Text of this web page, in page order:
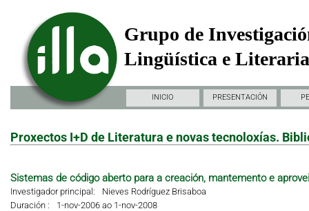
Grupo de
Lingüística e
INICIO PRESENTACIÓN
Proxectos I+D de Literatura e novas tecnoloxías.
Sistemas de código aberto para a creación, mantemento e
Investigador principal:
Nieves Rodríguez Brisaboa
Duración :
1-nov-2006 ao 1-nov-2008